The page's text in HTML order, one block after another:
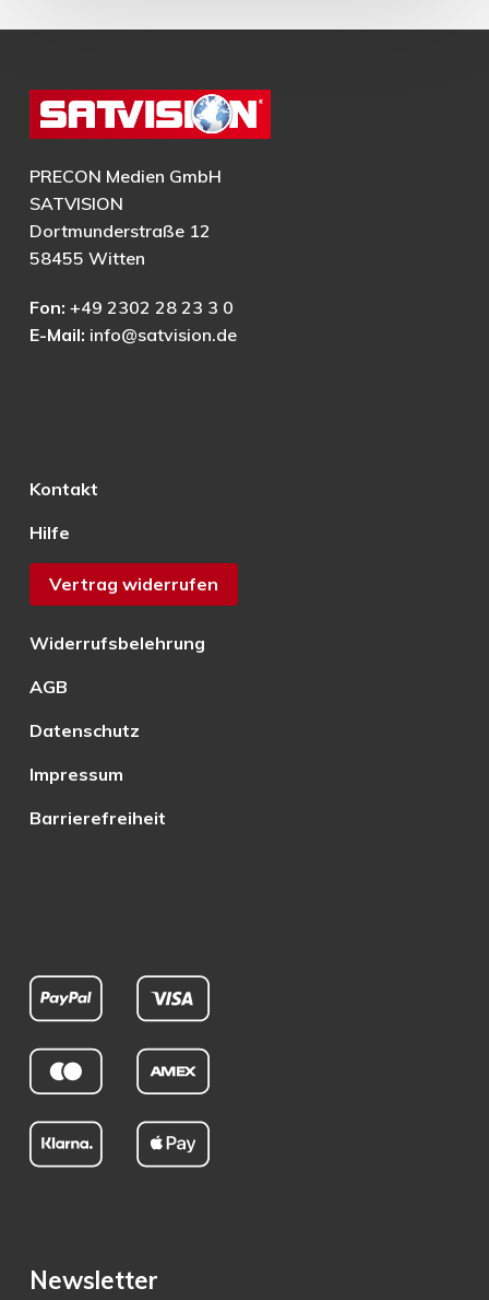
PRECON Medien GmbH
SATVISION
Dortmunderstraße 12
58455 Witten
Fon: +49 2302 28 23 3 0
E-Mail: info@satvision.de
Kontakt
Hilfe
Vertrag widerrufen
Widerrufsbelehrung
AGB
Datenschutz
Impressum
Barrierefreiheit
Newsletter